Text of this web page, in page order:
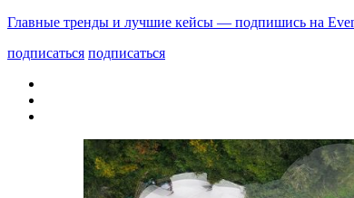
Главные тренды и лучшие кейсы — подпишись на
подписаться подписаться